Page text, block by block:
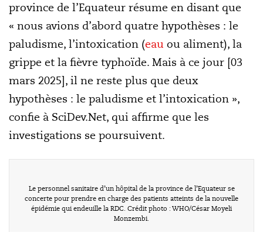
province de l’Equateur résume en disant que
« nous avions d’abord quatre hypothèses : le
paludisme, l’intoxication (eau ou aliment), la
grippe et la fièvre typhoïde. Mais à ce jour [03
mars 2025], il ne reste plus que deux
hypothèses : le paludisme et l’intoxication »,
confie à SciDev.Net, qui affirme que les
investigations se poursuivent.
Le personnel sanitaire d’un hôpital de la province de l’Equateur se
concerte pour prendre en charge des patients atteints de la nouvelle
épidémie qui endeuille la RDC. Crédit photo : WHO/César Moyeli
Monzembi.